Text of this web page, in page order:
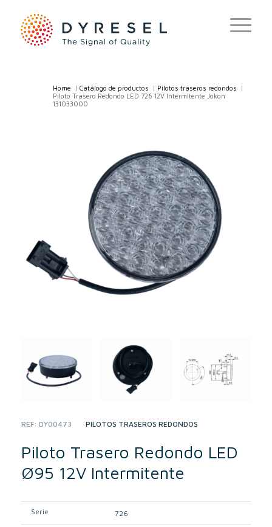
Home /Catálogo de productos Pilotos traseros redondos
Piloto Trasero Redondo LED 726 12V Intermitente Jokon
131033000
REF:DY00473
CATEGORY:PILOTOS TRASEROS REDONDOS
Piloto Trasero Redondo LED
Ø95 12V Intermitente
Serie 726